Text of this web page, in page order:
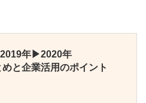
年▶2020年
と企業活⽤のポイント